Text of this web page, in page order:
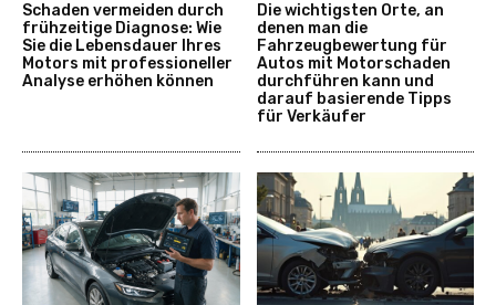
Schaden vermeiden durch
frühzeitige Diagnose: Wie
Sie die Lebensdauer Ihres
Motors mit professioneller
Analyse erhöhen können
Die wichtigsten Orte, an
denen man die
Fahrzeugbewertung für
Autos mit Motorschaden
durchführen kann und
darauf basierende Tipps
für Verkäufer